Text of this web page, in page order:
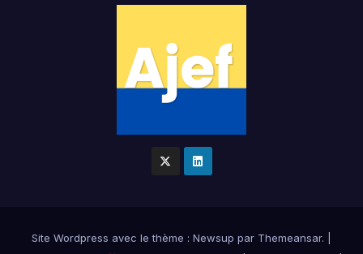
Site Wordpress avec le thème : Newsup par Themeansar.